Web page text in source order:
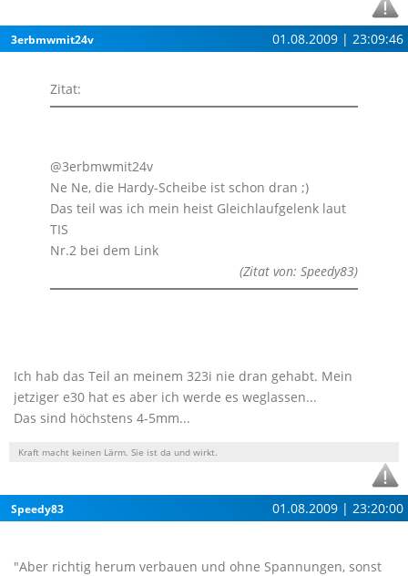
3erbmwmit24v 01.08.2009 | 23:09:46
Zitat:
@3erbmwmit24v
Ne Ne, die Hardy-Scheibe ist schon dran ;)
Das teil was ich mein heist Gleichlaufgelenk laut
TIS
Nr.2 bei dem Link
(Zitat von: Speedy83)
Ich hab das Teil an meinem 323i nie dran gehabt. Mein
jetziger e30 hat es aber ich werde es weglassen...
Das sind höchstens 4-5mm...
Kraft macht keinen Lärm. Sie ist da und wirkt.
Speedy83 01.08.2009 | 23:20:00
"Aber richtig herum verbauen und ohne Spannungen, sonst